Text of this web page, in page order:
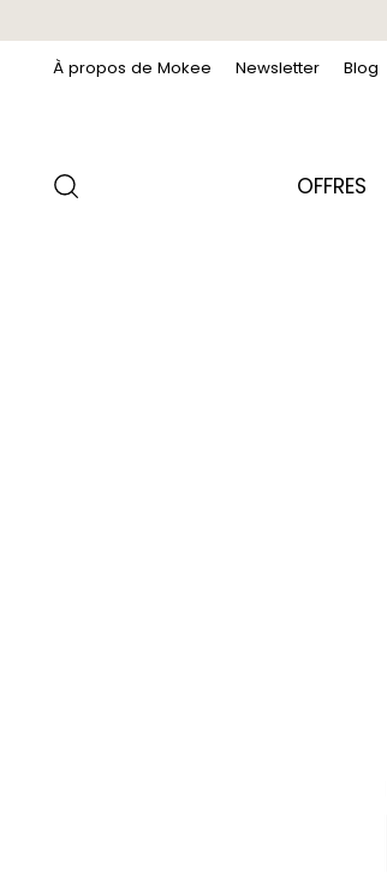
À propos de Mokee Newsletter Blog
OFFRES